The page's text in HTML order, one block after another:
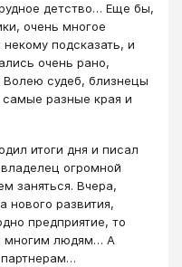
детство… Еще бы,
очень многое
подсказать, и
очень рано,
судеб, близнецы
разные края и
итоги дня и писал
огромной
заняться. Вчера,
нового развития,
предприятие, то
многим людям… А